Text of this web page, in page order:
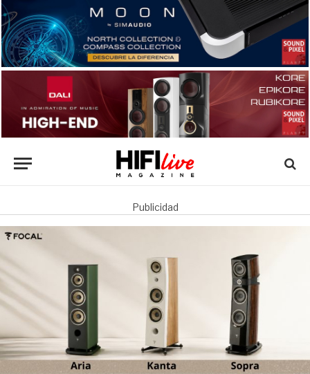
Publicidad